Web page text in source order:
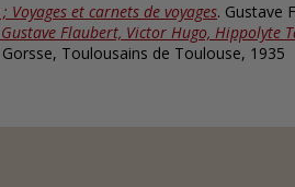
et carnets de voyages. Gustave
Flaubert, Victor Hugo, Hippolyte
Toulousains de Toulouse, 1935